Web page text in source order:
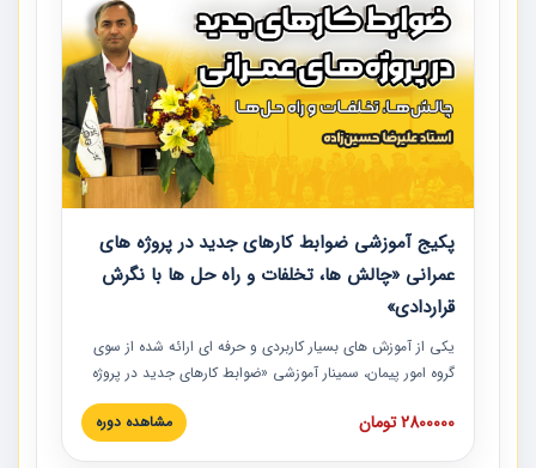
پکیج آموزشی ضوابط کارهای جدید در پروژه های
عمرانی «چالش ها، تخلفات و راه حل ها با نگرش
قراردادی»
یکی از آموزش‏‏‏‏‏‏ های بسیار کاربردی و حرفه‏ ای ارائه شده از سوی
گروه امور پیمان، سمینار آموزشی «ضوابط کارهای جدید در پروژه
های عمرانی» چالش ها، تخلفات و راه حل ها با نگرش قراردادی
است که در محل سندیکای شرکت های ساختمانی کشور ارائه شد.
2800000 تومان مشاهده دوره